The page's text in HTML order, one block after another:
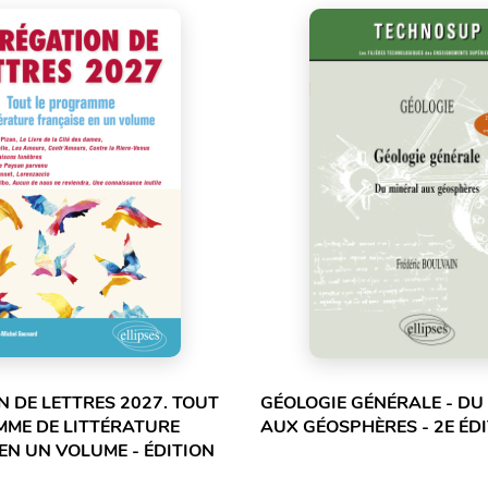
DE LETTRES 2027. TOUT
DE LITTÉRATURE
UN VOLUME - ÉDITION
GÉOLOGIE GÉNÉRALE -
AUX GÉOSPHÈRES - 2E